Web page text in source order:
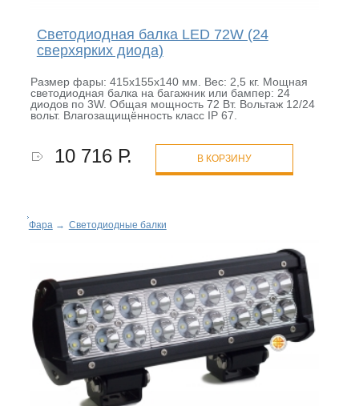
Светодиодная балка LED 72W (24
сверхярких диода)
Размер фары: 415х155х140 мм. Вес: 2,5 кг. Мощная
светодиодная балка на багажник или бампер: 24
диодов по 3W. Общая мощность 72 Вт. Вольтаж 12/24
вольт. Влагозащищённость класс IP 67.
10 716 Р. В КОРЗИНУ
Фара→ Светодиодные балки